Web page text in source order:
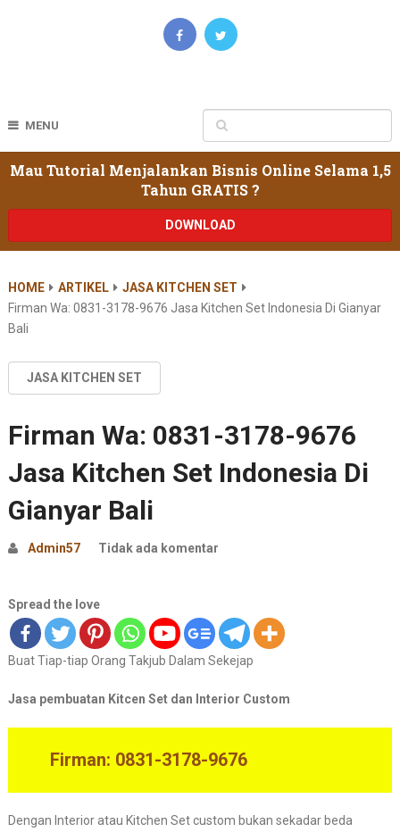
MENU
Mau Tutorial Menjalankan Bisnis Online Selama 1,5
Tahun GRATIS ?
DOWNLOAD
HOME ARTIKEL
JASA KITCHEN SET
Firman Wa: 0831-3178-9676 Jasa Kitchen Set Indonesia Di Gianyar
Bali
JASA KITCHEN SET
Firman Wa: 0831-3178-9676
Jasa Kitchen Set Indonesia Di
Gianyar Bali
Admin57 Tidak ada komentar
Spread the love
Buat Tiap-tiap Orang Takjub Dalam Sekejap
Jasa pembuatan Kitcen Set dan Interior Custom
Firman: 0831-3178-9676
Dengan Interior atau Kitchen Set custom bukan sekadar beda